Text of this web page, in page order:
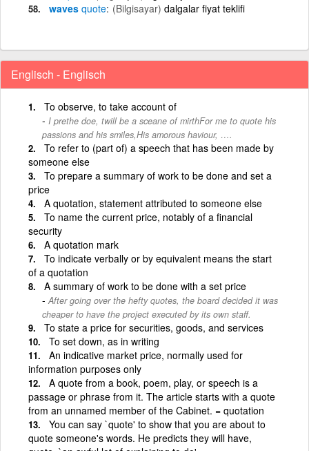
waves quote (Bilgisayar) dalgalar fiyat teklifi
Englisch - Englisch
To observe, to take account of
I prethe doe, twill be a sceane of mirthFor me to quote his
passions and his smiles,His amorous haviour, ….
To refer to (part of) a speech that has been made by
someone else
To prepare a summary of work to be done and set a
price
A quotation, statement attributed to someone else
To name the current price, notably of a financial
security
A quotation mark
To indicate verbally or by equivalent means the start
of a quotation
A summary of work to be done with a set price
After going over the hefty quotes, the board decided it was
cheaper to have the project executed by its own staff.
To state a price for securities, goods, and services
To set down, as in writing
An indicative market price, normally used for
information purposes only
A quote from a book, poem, play, or speech is a
passage or phrase from it. The article starts with a quote
from an unnamed member of the Cabinet. = quotation
You can say `quote' to show that you are about to
quote someone's words. He predicts they will have,